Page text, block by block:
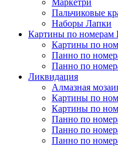
Маркетри
Пальчиковые
Наборы Лапки
Картины по номерам
Картины по
Панно по
Панно по
Ликвидация
Алмазная
Картины по
Картины по
Панно по
Панно по
Панно по